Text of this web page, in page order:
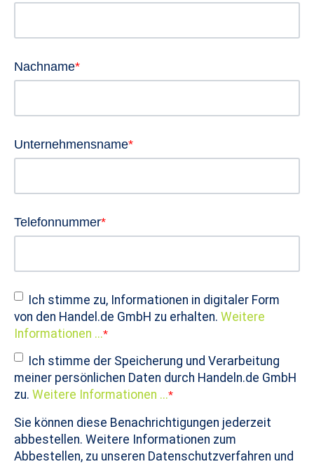
Nachname*
Unternehmensname*
Telefonnummer*
Ich stimme zu, Informationen in digitaler Form
von den Handel.de GmbH zu erhalten. Weitere
Informationen ...*
Ich stimme der Speicherung und Verarbeitung
meiner persönlichen Daten durch Handeln.de GmbH
zu. Weitere Informationen ...*
Sie können diese Benachrichtigungen jederzeit
abbestellen. Weitere Informationen zum
Abbestellen, zu unseren Datenschutzverfahren und